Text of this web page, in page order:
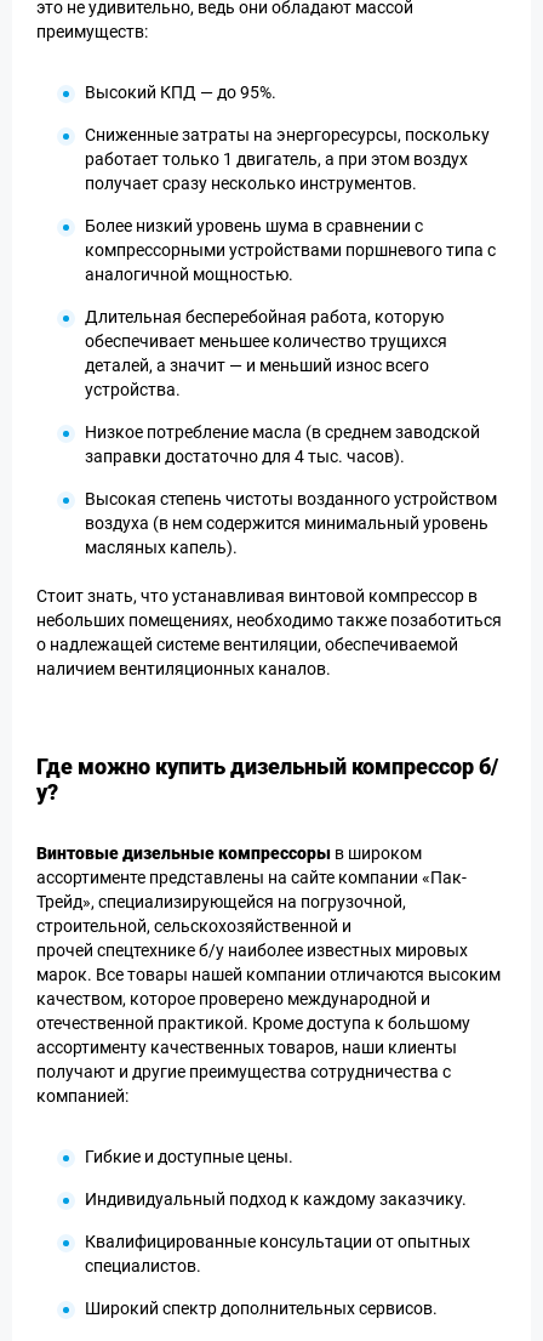
это не удивительно, ведь они обладают массой
преимуществ:
Высокий КПД — до 95%.
Сниженные затраты на энергоресурсы, поскольку
работает только 1 двигатель, а при этом воздух
получает сразу несколько инструментов.
Более низкий уровень шума в сравнении с
компрессорными устройствами поршневого типа с
аналогичной мощностью.
Длительная бесперебойная работа, которую
обеспечивает меньшее количество трущихся
деталей, а значит — и меньший износ всего
устройства.
Низкое потребление масла (в среднем заводской
заправки достаточно для 4 тыс. часов).
Высокая степень чистоты возданного устройством
воздуха (в нем содержится минимальный уровень
масляных капель).
Стоит знать, что устанавливая винтовой компрессор в
небольших помещениях, необходимо также позаботиться
о надлежащей системе вентиляции, обеспечиваемой
наличием вентиляционных каналов.
Где можно купить дизельный компрессор б/
у?
Винтовые дизельные компрессоры в широком
ассортименте представлены на сайте компании «Пак-
Трейд», специализирующейся на погрузочной,
строительной, сельскохозяйственной и
прочей спецтехнике б/у наиболее известных мировых
марок. Все товары нашей компании отличаются высоким
качеством, которое проверено международной и
отечественной практикой. Кроме доступа к большому
ассортименту качественных товаров, наши клиенты
получают и другие преимущества сотрудничества с
компанией:
Гибкие и доступные цены.
Индивидуальный подход к каждому заказчику.
Квалифицированные консультации от опытных
специалистов.
Широкий спектр дополнительных сервисов.